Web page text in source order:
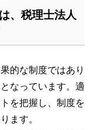
、税理士法人
的な制度ではあり
なっています。適
を把握し、制度を
ます。